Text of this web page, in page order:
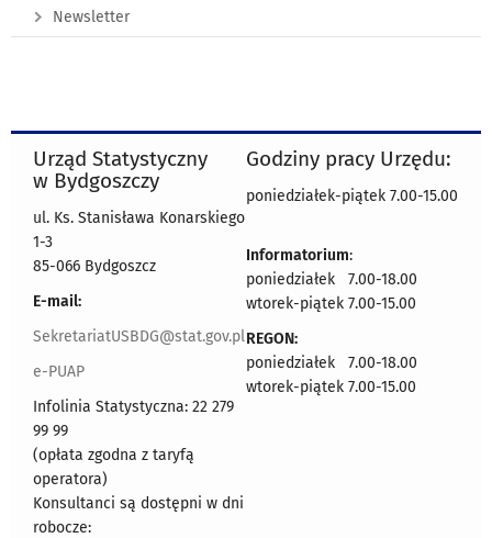
Newsletter
Urząd Statystyczny
w Bydgoszczy
ul. Ks. Stanisława Konarskiego
1-3
85-066 Bydgoszcz
E-mail:
SekretariatUSBDG@stat.gov.pl
e-PUAP
Infolinia Statystyczna: 22 279
99 99
(opłata zgodna z taryfą
operatora)
Konsultanci są dostępni w dni
robocze:
Godziny pracy Urzędu:
poniedziałek-piątek 7.00-15.00
Informatorium:
poniedziałek 7.00-18.00
wtorek-piątek 7.00-15.00
REGON:
poniedziałek 7.00-18.00
wtorek-piątek 7.00-15.00